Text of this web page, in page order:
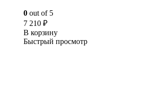
0 out of 5
7 210 ₽
В корзину
Быстрый просмотр